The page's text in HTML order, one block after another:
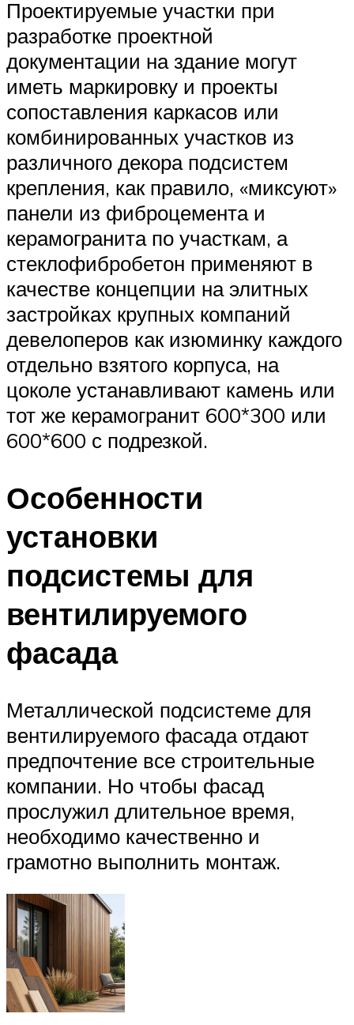
Проектируемые участки при
разработке проектной
документации на здание могут
иметь маркировку и проекты
сопоставления каркасов или
комбинированных участков из
различного декора подсистем
крепления, как правило, «миксуют»
панели из фиброцемента и
керамогранита по участкам, а
стеклофибробетон применяют в
качестве концепции на элитных
застройках крупных компаний
девелоперов как изюминку каждого
отдельно взятого корпуса, на
цоколе устанавливают камень или
тот же керамогранит 600*300 или
600*600 с подрезкой.
Особенности
установки
подсистемы для
вентилируемого
фасада
Металлической подсистеме для
вентилируемого фасада отдают
предпочтение все строительные
компании. Но чтобы фасад
прослужил длительное время,
необходимо качественно и
грамотно выполнить монтаж.